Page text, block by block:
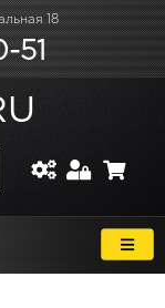
18
51